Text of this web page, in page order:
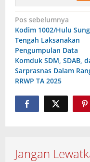
Navigasi
pos
Pos sebelumnya
Kodim 1002/Hulu
Tengah Laksanakan
Pengumpulan Data
Komduk SDM, SDAB,
Sarprasnas Dalam
RRWP TA 2025
Jangan